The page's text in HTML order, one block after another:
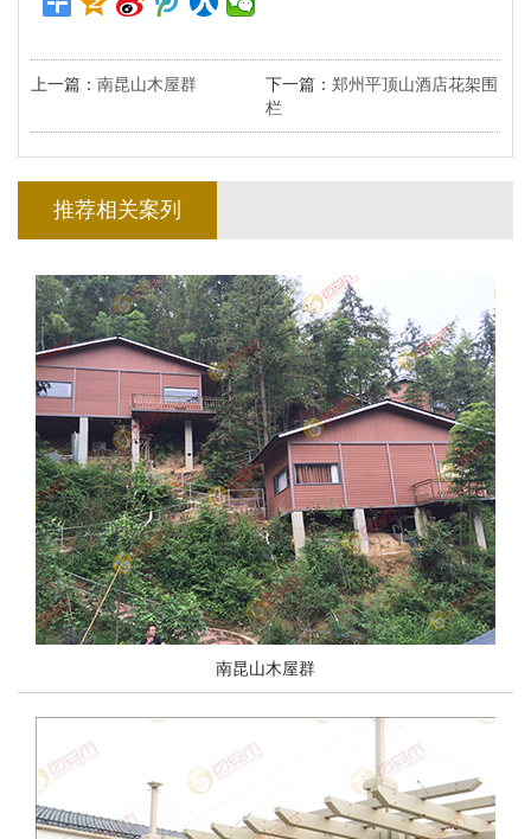
上一篇： 南昆山木屋群 下一篇： 郑州平顶山酒店花架围
栏
推荐相关案列
南昆山木屋群
塑木护栏|栈道围栏
塑木护栏|塑木围栏